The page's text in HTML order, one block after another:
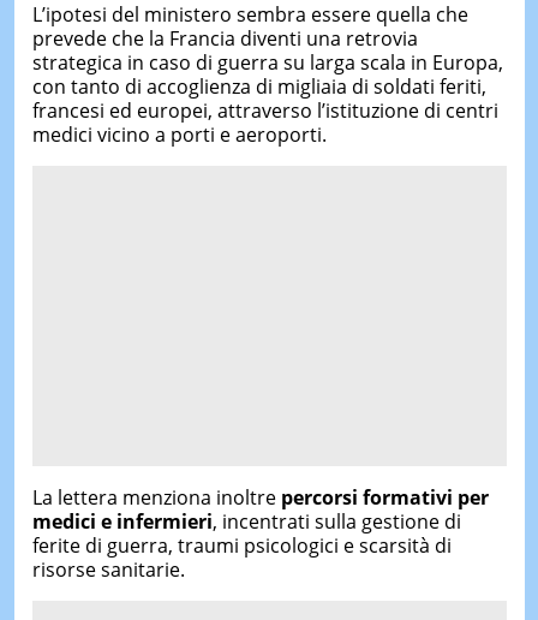
L’ipotesi del ministero sembra essere quella che
prevede che la Francia diventi una retrovia
strategica in caso di guerra su larga scala in Europa,
con tanto di accoglienza di migliaia di soldati feriti,
francesi ed europei, attraverso l’istituzione di centri
medici vicino a porti e aeroporti.
La lettera menziona inoltre percorsi formativi per
medici e infermieri, incentrati sulla gestione di
ferite di guerra, traumi psicologici e scarsità di
risorse sanitarie.